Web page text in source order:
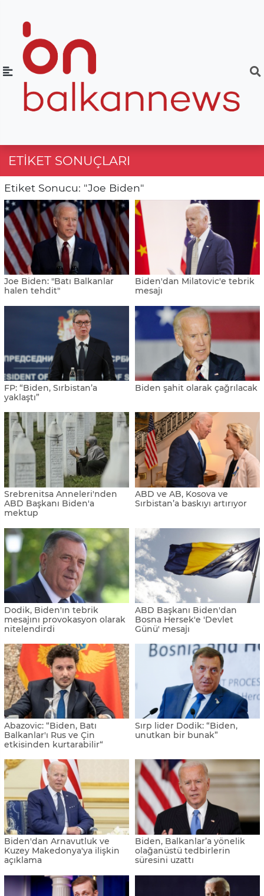
ETIKET SONUÇLARI
Etiket Sonucu: "Joe Biden"
Joe Biden: "Batı Balkanlar
halen tehdit"
Biden'dan Milatovic'e tebrik
mesajı
FP: “Biden, Sırbistan’a
yaklaştı”
Biden şahit olarak çağrılacak
Srebrenitsa Anneleri'nden
ABD Başkanı Biden'a
mektup
ABD ve AB, Kosova ve
Sırbistan’a baskıyı artırıyor
Dodik, Biden'ın tebrik
mesajını provokasyon olarak
nitelendirdi
ABD Başkanı Biden'dan
Bosna Hersek'e 'Devlet
Günü' mesajı
Abazovic: “Biden, Batı
Balkanlar'ı Rus ve Çin
etkisinden kurtarabilir“
Sırp lider Dodik: “Biden,
unutkan bir bunak”
Biden'dan Arnavutluk ve
Kuzey Makedonya'ya ilişkin
açıklama
Biden, Balkanlar’a yönelik
olağanüstü tedbirlerin
süresini uzattı